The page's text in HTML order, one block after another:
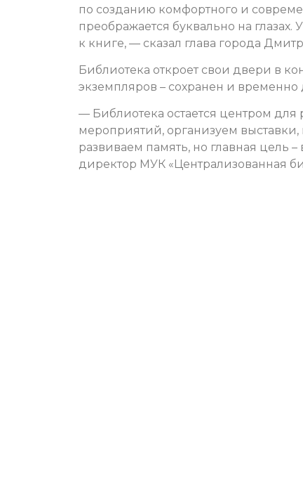
по созданию комфортного и
преображается буквально на
к книге, — сказал глава города
Библиотека откроет свои двери в
экземпляров – сохранен и
— Библиотека остается центром
мероприятий, организуем
развиваем память, но главная цель
директор МУК «Централизованная